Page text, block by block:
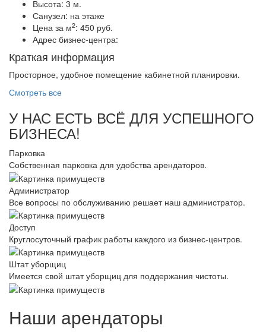
Высота: 3 м.
Санузел: на этаже
Цена за м2: 450 руб.
Адрес бизнес-центра:
Краткая информация
Просторное, удобное помещение кабинетной планировки.
Смотреть все
У НАС ЕСТЬ ВСЁ ДЛЯ УСПЕШНОГО
БИЗНЕСА!
Парковка
Собственная парковка для удобства арендаторов.
Администратор
Все вопросы по обслуживанию решает наш администратор.
Доступ
Круглосуточный график работы каждого из бизнес-центров.
Штат уборщиц
Имеется свой штат уборщиц для поддержания чистоты.
Наши арендаторы